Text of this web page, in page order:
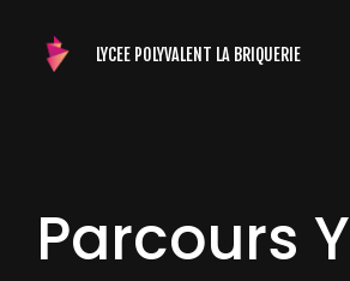
LYCEE POLYVALENT LA BRIQUERIE
Parcours Y